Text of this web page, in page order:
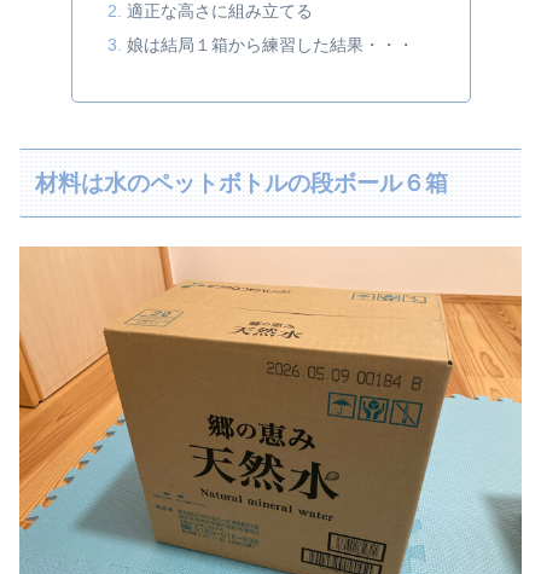
適正な高さに組み立てる
娘は結局１箱から練習した結果・・・
材料は水のペットボトルの段ボール６箱